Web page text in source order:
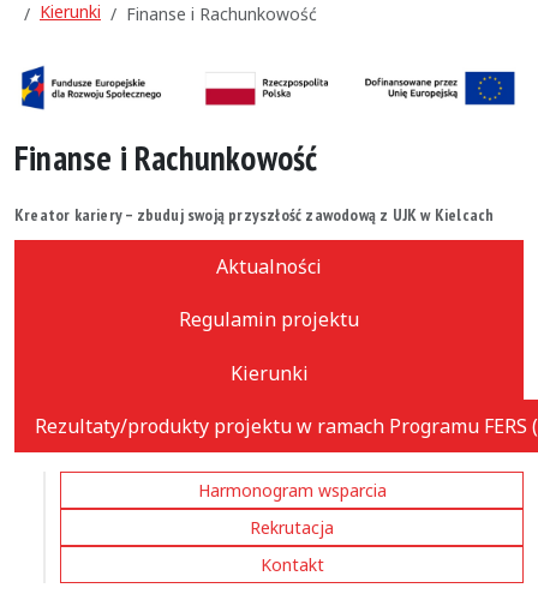
Kierunki
Finanse i Rachunkowość
Finanse i Rachunkowość
Kreator kariery – zbuduj swoją przyszłość zawodową z UJK w Kielcach
Aktualności
Regulamin projektu
Kierunki
Rezultaty/produkty projektu w ramach Programu
Harmonogram wsparcia
Rekrutacja
Kontakt